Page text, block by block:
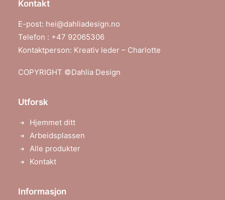
Kontakt
E-post: hei@dahliadesign.no
Telefon : +47 92065306
Kontaktperson: Kreativ leder – Charlotte
COPYRIGHT ©Dahlia Design
Utforsk
Hjemmet ditt
Arbeidsplassen
Alle produkter
Kontakt
Informasjon